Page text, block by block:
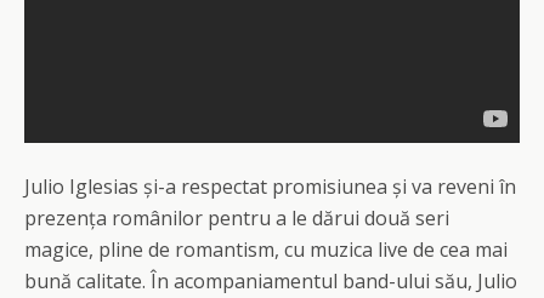
Julio Iglesias și-a respectat promisiunea și va reveni în
prezența românilor pentru a le dărui două seri
magice, pline de romantism, cu muzica live de cea mai
bună calitate. În acompaniamentul band-ului său, Julio